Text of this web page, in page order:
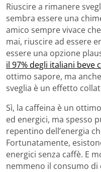
Riuscire a rimanere
sembra essere una
amico sempre vivace
mai, riuscire ad essere
essere una opzione
il 97% degli italiani beve
ottimo sapore, ma
sveglia è un effetto
Sì, la caffeina è un
ed energici, ma spesso
repentino dell’energia
Fortunatamente,
energici senza caffè. E
nemmeno il consumo di